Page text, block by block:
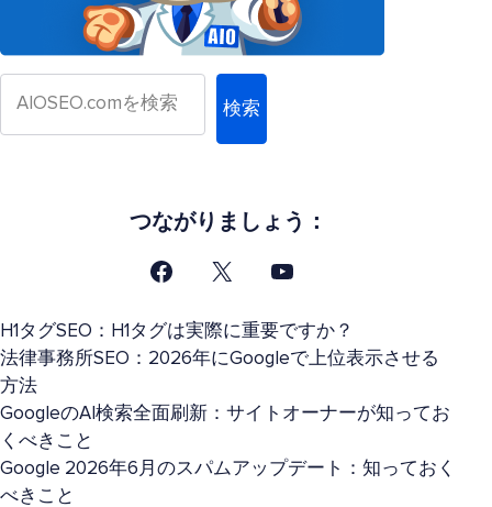
検索
つながりましょう：
H1タグSEO：H1タグは実際に重要ですか？
法律事務所SEO：2026年にGoogleで上位表示させる
方法
GoogleのAI検索全面刷新：サイトオーナーが知ってお
くべきこと
Google 2026年6月のスパムアップデート：知っておく
べきこと